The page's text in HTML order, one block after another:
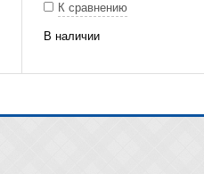
К сравнению
В наличии